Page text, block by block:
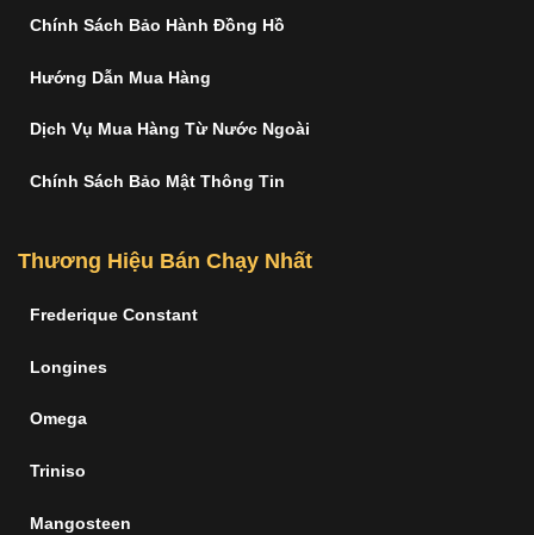
Chính Sách Bảo Hành Đồng Hồ
Hướng Dẫn Mua Hàng
Dịch Vụ Mua Hàng Từ Nước Ngoài
Chính Sách Bảo Mật Thông Tin
Thương Hiệu Bán Chạy Nhất
Frederique Constant
Longines
Omega
Triniso
Mangosteen